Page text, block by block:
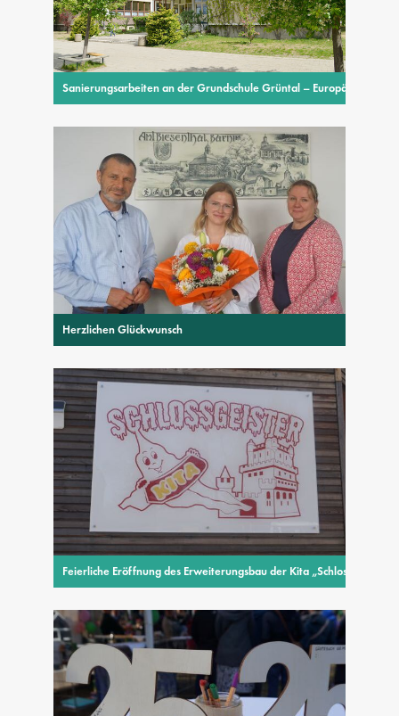
Sanierungsarbeiten an der Grundschule Grüntal – Europäische
Herzlichen Glückwunsch
Feierliche Eröffnung des Erweiterungsbau der Kita „Schlossgeister“